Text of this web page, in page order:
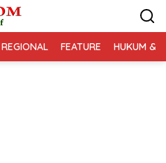
REGIONAL FEATURE HUKUM &